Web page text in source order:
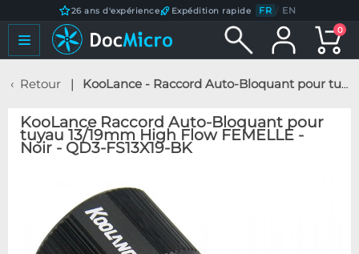
26 ans d'expérience Expédition rapide FR / EN
0
Retour KooLance - Raccord Auto-Bloquant pour tuyau 13/19mm High Flow FEMELLE - Noir - QD3-FS13X19-BK
KooLance Raccord Auto-Bloquant pour
tuyau 13/19mm High Flow FEMELLE -
Noir - QD3-FS13X19-BK